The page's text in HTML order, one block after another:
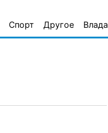
Спорт Другое Влада